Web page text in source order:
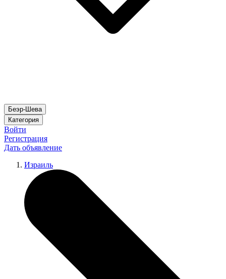
Беэр-Шева
Категория
Войти
Регистрация
Дать объявление
Израиль